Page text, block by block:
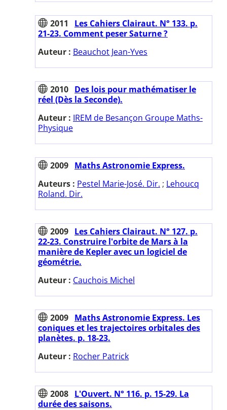
2011
Les Cahiers Clairaut. N° 133. p.
21-23. Comment peser Saturne ?
Auteur : Beauchot Jean-Yves
2010 Des lois pour mathématiser le
réel (Dès la Seconde).
Auteur : IREM de Besançon Groupe Maths-
Physique
2009 Maths Astronomie Express.
Auteurs : Pestel Marie-José. Dir. ; Lehoucq
Roland. Dir.
2009 Les Cahiers Clairaut. N° 127. p.
22-23. Construire l'orbite de Mars à la
manière de Kepler avec un logiciel de
géométrie.
Auteur : Cauchois Michel
2009 Maths Astronomie Express. Les
coniques et les trajectoires orbitales des
planètes. p. 18-23.
Auteur : Rocher Patrick
2008 L'Ouvert. N° 116. p. 15-29. La
durée des saisons.